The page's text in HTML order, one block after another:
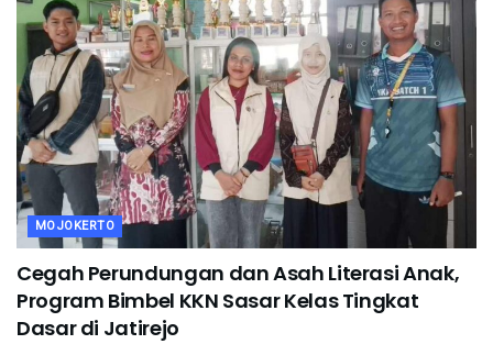
MOJOKERTO
Cegah Perundungan dan Asah Literasi Anak,
Program Bimbel KKN Sasar Kelas Tingkat
Dasar di Jatirejo